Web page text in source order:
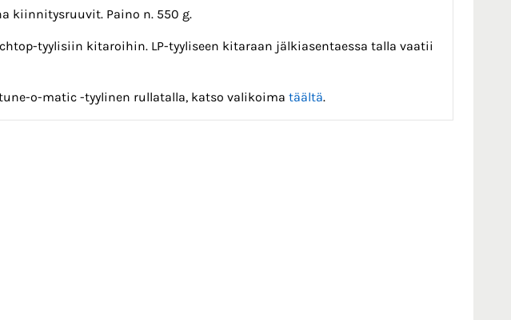
kiinnitysruuvit. Paino n. 550 g.
tyylisiin kitaroihin. LP-tyyliseen kitaraan jälkiasentaessa talla vaatii
o-matic -tyylinen rullatalla, katso valikoima täältä.